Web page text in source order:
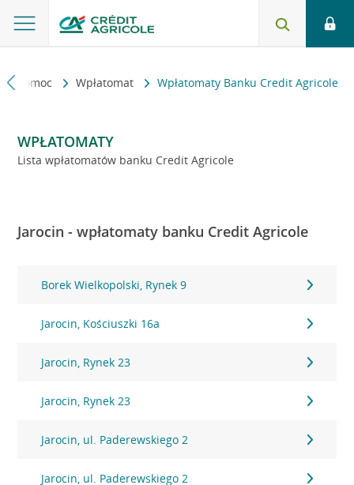
i pomoc Wpłatomat Wpłatomaty Banku Credit Agricole
WPŁATOMATY
Lista wpłatomatów banku Credit Agricole
Jarocin - wpłatomaty banku Credit Agricole
Borek Wielkopolski, Rynek 9
Jarocin, Kościuszki 16a
Jarocin, Rynek 23
Jarocin, Rynek 23
Jarocin, ul. Paderewskiego 2
Jarocin, ul. Paderewskiego 2